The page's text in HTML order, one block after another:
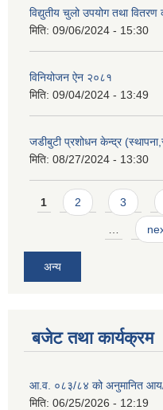
विद्युतीय चुलो उपयोग तथा वितरण
मिति: 09/06/2024 - 15:30
विनियोजन ऐन २०८१
मिति: 09/04/2024 - 13:49
जडीबुटी प्रशोधन केन्द्र
मिति: 08/27/2024 - 13:30
Pages
1 2 3
…
अन्य
बजेट तथा कार्यक्रम
आ.व. ०८३/८४ को अनुमानित आय/
मिति: 06/25/2026 - 12:19